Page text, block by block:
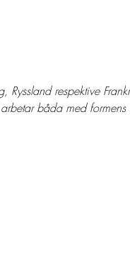
respektive
båda med